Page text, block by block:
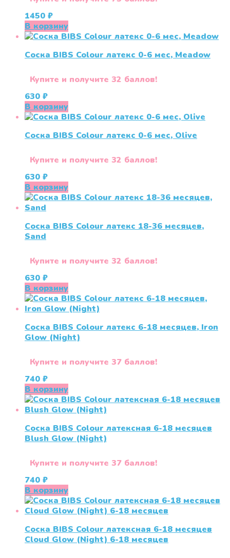
1450 ₽
В корзину
Соска BIBS Colour латекс 0-6 мес, Meadow
Купите и получите 32 баллов!
630 ₽
В корзину
Соска BIBS Colour латекс 0-6 мес, Olive
Купите и получите 32 баллов!
630 ₽
В корзину
Соска BIBS Colour латекс 18-36 месяцев,
Sand
Купите и получите 32 баллов!
630 ₽
В корзину
Соска BIBS Colour латекс 6-18 месяцев, Iron
Glow (Night)
Купите и получите 37 баллов!
740 ₽
В корзину
Соска BIBS Colour латексная 6-18 месяцев
Blush Glow (Night)
Купите и получите 37 баллов!
740 ₽
В корзину
Соска BIBS Colour латексная 6-18 месяцев
Cloud Glow (Night) 6-18 месяцев